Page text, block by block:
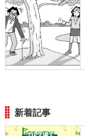
新着記事